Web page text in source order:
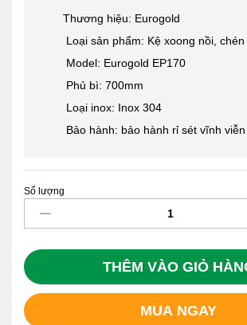
Thương hiệu: Eurogold
Loại sản phẩm: Kệ xoong nồi,
Model: Eurogold EP170
Phủ bì: 700mm
Loại inox: Inox 304
Bảo hành: bảo hành rỉ sét vĩnh viễn
Giá
Cố
Định
Inox
304
Eurogold
EP170
Số lượng
THÊM VÀO GIỎ
MUA NGAY